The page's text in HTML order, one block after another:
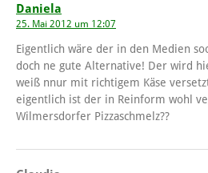
Daniela
25. Mai 2012 um 12:07
Eigentlich wäre der in den Medien
doch ne gute Alternative! Der wird
weiß nnur mit richtigem Käse
eigentlich ist der in Reinform wohl
Wilmersdorfer Pizzaschmelz??